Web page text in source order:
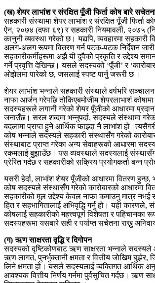
(ख) शेयर लाभांश र संरक्षित पूँजी फिर्ता कोष बारे
सहकारी संस्थामा शेयर लाभांश र संरक्षित पूँजी फिर्ता
ऐन, २०७४ (दफा ६९) र सहकारी नियमावली, २०७५
कानुनी व्यवस्था गरेको छ। यद्यपि, व्यवहारमा सहकारी
अलग-अलग रूपमा वितरण गर्न पटक-पटक निर्देशन जारी
सहकारीकर्मीहरूमा अझै यी दुवैको प्रकृति र उद्देश्य
गर्ने प्रवृत्ति देखिन्छ। यसले सदस्यको ‘पूँजी’ र
ओझेलमा पारेको छ, जसलाई स्पष्ट पार्नु जरूरी छ ।
शेयर लाभांश भन्नाले सहकारी संस्थाले वर्षभरि सञ्चालन
नाफा आर्जन गरेपछि तोकिएबमोजीम शेयरलाभाशं
सदस्यहरूले लगानी गरेको शेयर पूँजीको आधारमा
जनाउँछ। सरल शब्दमा भन्नुपर्दा, सदस्यले संस्थामा
बदलामा प्राप्त हुने आर्थिक फाइदा नै लाभांश
कोष भन्नाले सदस्यले सहकारी संस्थासँग गरेको
संस्थाबाट प्राप्त गरेका अन्य सेवाहरूको आधारमा
रकमलाई बुझाउँछ। यस व्यवस्थाले सदस्यलाई संस्थासँग
प्रेरित गर्दछ र सहकारीको सक्रिय प्रयोगकर्ता बन्न
यसरी हेर्दा, लाभांश शेयर पूँजीको आधारमा वितरण हुन्छ,
कोष सदस्यले संस्थासँग गरेको कारोबारको आधारमा
सहकारीको मूल उद्देश्य केवल नाफा कमाउनु मात्र
हित र सहभागितालाई अभिवृद्धि गर्नु हो। यही कारणले,
कोषलाई सहकारीको महत्त्वपूर्ण विशेषता र पहिचानका
सदस्यहरूमा यसबारे सही र पर्याप्त सचेतना राख्नु
(ग) ऋण साक्षरता वृद्धि र दिगोपन
सदस्यको दृष्टिकोणबाट ऋण साक्षरता भन्नाले
ऋण लागत, पुनर्भुक्तानी क्षमता र वित्तीय जोखिम बुझेर,
लिने क्षमता हो। यसले सदस्यलाई व्यक्तिगत आर्थिक
आवश्यक वित्तीय निर्णय गर्नमा पुर्वसुचित गर्दछ। ऋण